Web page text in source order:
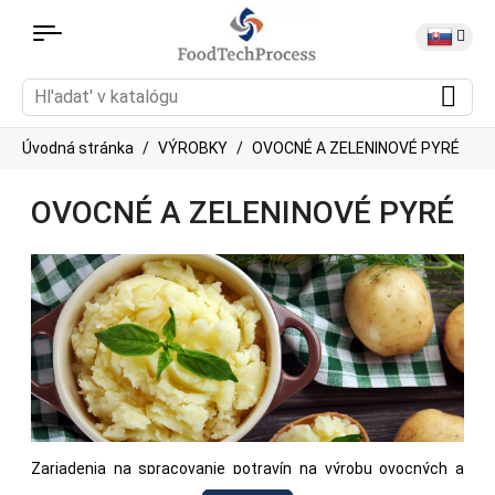
Úvodná stránka VÝROBKY OVOCNÉ A ZELENINOVÉ PYRÉ
OVOCNÉ A ZELENINOVÉ PYRÉ
Zariadenia na spracovanie potravín na výrobu ovocných a